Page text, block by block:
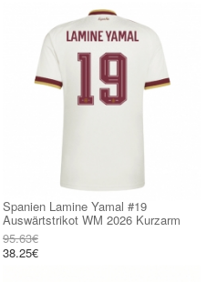
Spanien Lamine Yamal #19
Auswärtstrikot WM 2026 Kurzarm
95.63€
38.25€